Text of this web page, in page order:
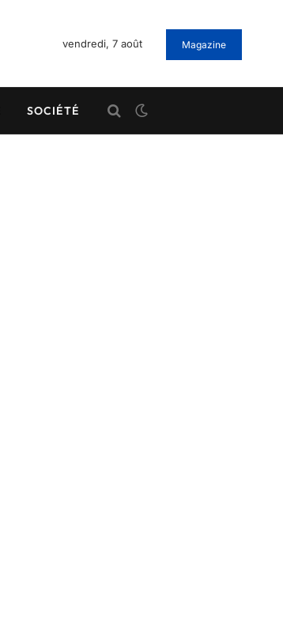
vendredi, 7 août Magazine
SOCIÉTÉ